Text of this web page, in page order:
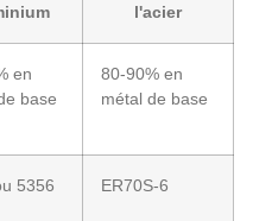
l'acier
en
base
80-90% en
métal de base
5356
ER70S-6